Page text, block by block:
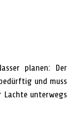
planen: Der
und muss
Lachte unterwegs